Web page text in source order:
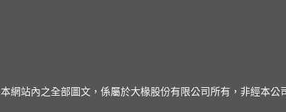
本網站內之全部圖文，係屬於大椽股份有限公司所有，非經本